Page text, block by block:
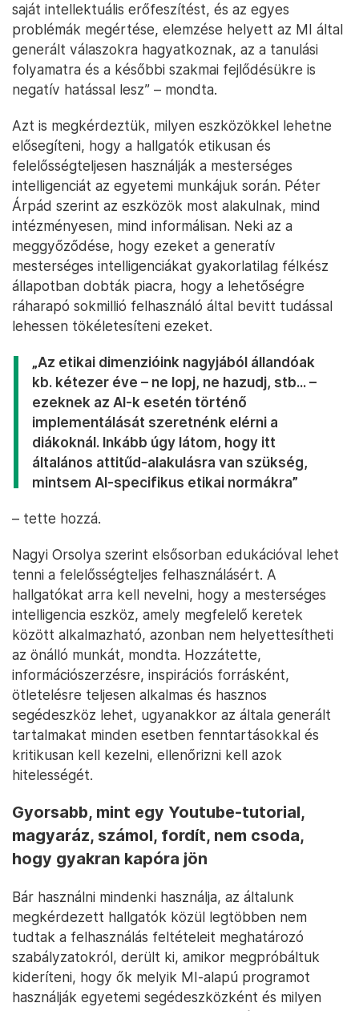
saját intellektuális erőfeszítést, és az egyes
problémák megértése, elemzése helyett az MI által
generált válaszokra hagyatkoznak, az a tanulási
folyamatra és a későbbi szakmai fejlődésükre is
negatív hatással lesz” – mondta.
Azt is megkérdeztük, milyen eszközökkel lehetne
elősegíteni, hogy a hallgatók etikusan és
felelősségteljesen használják a mesterséges
intelligenciát az egyetemi munkájuk során. Péter
Árpád szerint az eszközök most alakulnak, mind
intézményesen, mind informálisan. Neki az a
meggyőződése, hogy ezeket a generatív
mesterséges intelligenciákat gyakorlatilag félkész
állapotban dobták piacra, hogy a lehetőségre
ráharapó sokmillió felhasználó által bevitt tudással
lehessen tökéletesíteni ezeket.
„Az etikai dimenzióink nagyjából állandóak
kb. kétezer éve – ne lopj, ne hazudj, stb... –
ezeknek az AI-k esetén történő
implementálását szeretnénk elérni a
diákoknál. Inkább úgy látom, hogy itt
általános attitűd-alakulásra van szükség,
mintsem AI-specifikus etikai normákra”
– tette hozzá.
Nagyi Orsolya szerint elsősorban edukációval lehet
tenni a felelősségteljes felhasználásért. A
hallgatókat arra kell nevelni, hogy a mesterséges
intelligencia eszköz, amely megfelelő keretek
között alkalmazható, azonban nem helyettesítheti
az önálló munkát, mondta. Hozzátette,
információszerzésre, inspirációs forrásként,
ötletelésre teljesen alkalmas és hasznos
segédeszköz lehet, ugyanakkor az általa generált
tartalmakat minden esetben fenntartásokkal és
kritikusan kell kezelni, ellenőrizni kell azok
hitelességét.
Gyorsabb, mint egy Youtube-tutorial,
magyaráz, számol, fordít, nem csoda,
hogy gyakran kapóra jön
Bár használni mindenki használja, az általunk
megkérdezett hallgatók közül legtöbben nem
tudtak a felhasználás feltételeit meghatározó
szabályzatokról, derült ki, amikor megpróbáltuk
kideríteni, hogy ők melyik MI-alapú programot
használják egyetemi segédeszközként és milyen